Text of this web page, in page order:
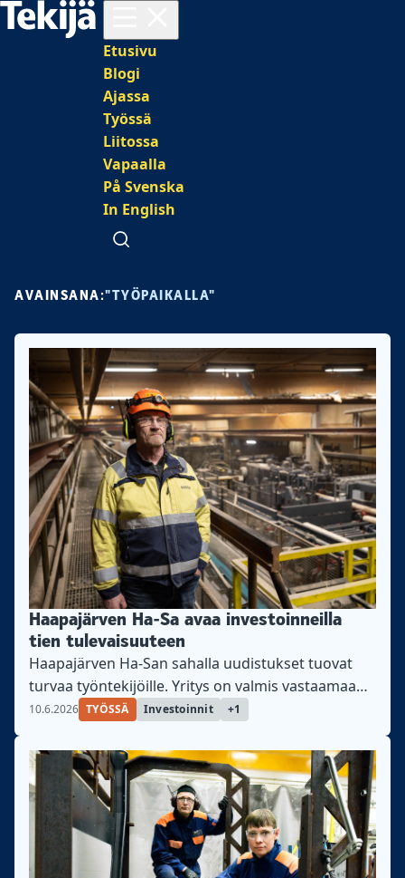
Päävalikko
Etusivu
Blogi
Ajassa
Työssä
Liitossa
Vapaalla
På Svenska
In English
Avaa haku
AVAINSANA:"TYÖPAIKALLA"
Haapajärven Ha-Sa avaa investoinneilla
tien tulevaisuuteen
Haapajärven Ha-San sahalla uudistukset tuovat
turvaa työntekijöille. Yritys on valmis vastaamaan
kysynnän nousuun.
10.6.2026 TYÖSSÄ Investoinnit +1